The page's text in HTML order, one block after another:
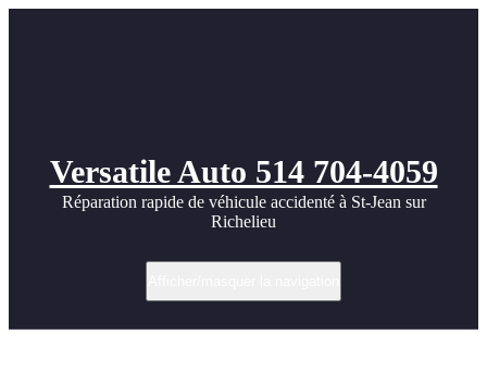
Versatile Auto 514 704-4059
Réparation rapide de véhicule accidenté à St-Jean sur
Richelieu